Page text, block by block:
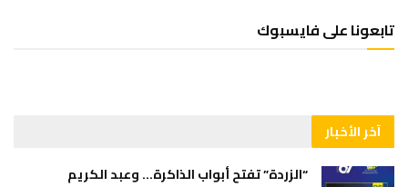
تابعونا على فايسبوك
آخر الأخبار
“الزردة” تفتح أبواب الذاكرة… وعبد الكريم